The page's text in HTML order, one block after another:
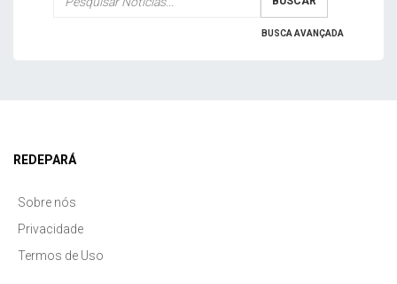
BUSCA AVANÇADA
REDEPARÁ
Sobre nós
Privacidade
Termos de Uso